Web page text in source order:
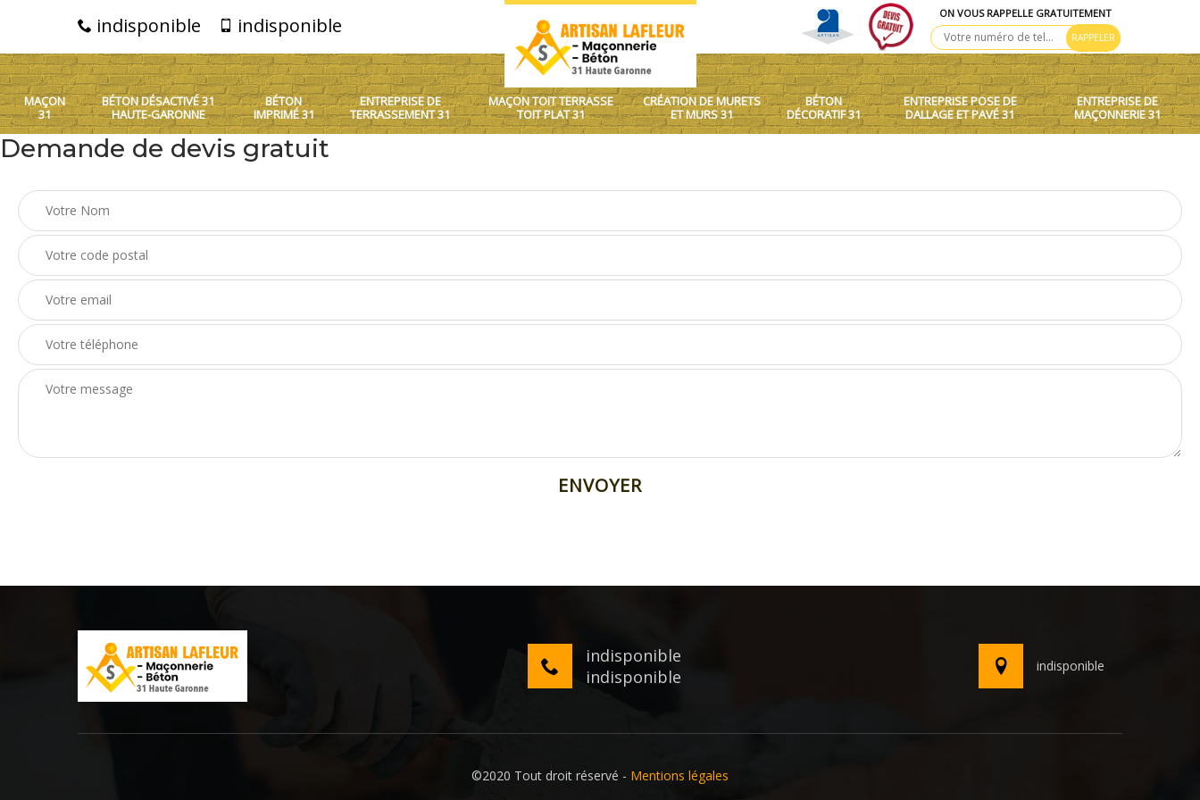
indisponible indisponible
ON VOUS RAPPELLE GRATUITEMENT
MAÇON
31
BÉTON DÉSACTIVÉ 31
HAUTE-GARONNE
BÉTON
IMPRIMÉ 31
ENTREPRISE DE
TERRASSEMENT 31
MAÇON TOIT TERRASSE
TOIT PLAT 31
CRÉATION DE MURETS
ET MURS 31
BÉTON
DÉCORATIF 31
ENTREPRISE POSE DE
DALLAGE ET PAVÉ 31
ENTREPRISE DE
MAÇONNERIE 31
Demande de devis gratuit
indisponible
indisponible
indisponible
©2020 Tout droit réservé - Mentions légales